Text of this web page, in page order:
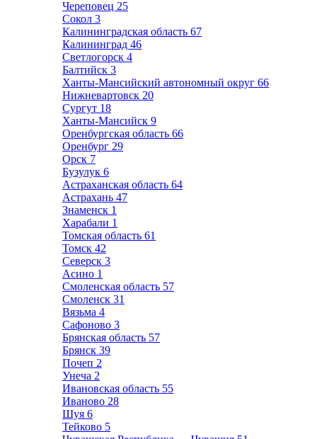
Череповец 25
Сокол 3
Калининградская область 67
Калининград 46
Светлогорск 4
Балтийск 3
Ханты-Мансийский автономный округ 66
Нижневартовск 20
Сургут 18
Ханты-Мансийск 9
Оренбургская область 66
Оренбург 29
Орск 7
Бузулук 6
Астраханская область 64
Астрахань 47
Знаменск 1
Харабали 1
Томская область 61
Томск 42
Северск 3
Асино 1
Смоленская область 57
Смоленск 31
Вязьма 4
Сафоново 3
Брянская область 57
Брянск 39
Почеп 2
Унеча 2
Ивановская область 55
Иваново 28
Шуя 6
Тейково 5